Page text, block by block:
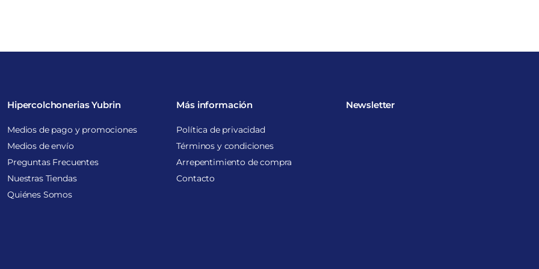
Hipercolchonerias Yubrin
Medios de pago y promociones
Medios de envío
Preguntas Frecuentes
Nuestras Tiendas
Quiénes Somos
Más información
Política de privacidad
Términos y condiciones
Arrepentimiento de compra
Contacto
Newsletter